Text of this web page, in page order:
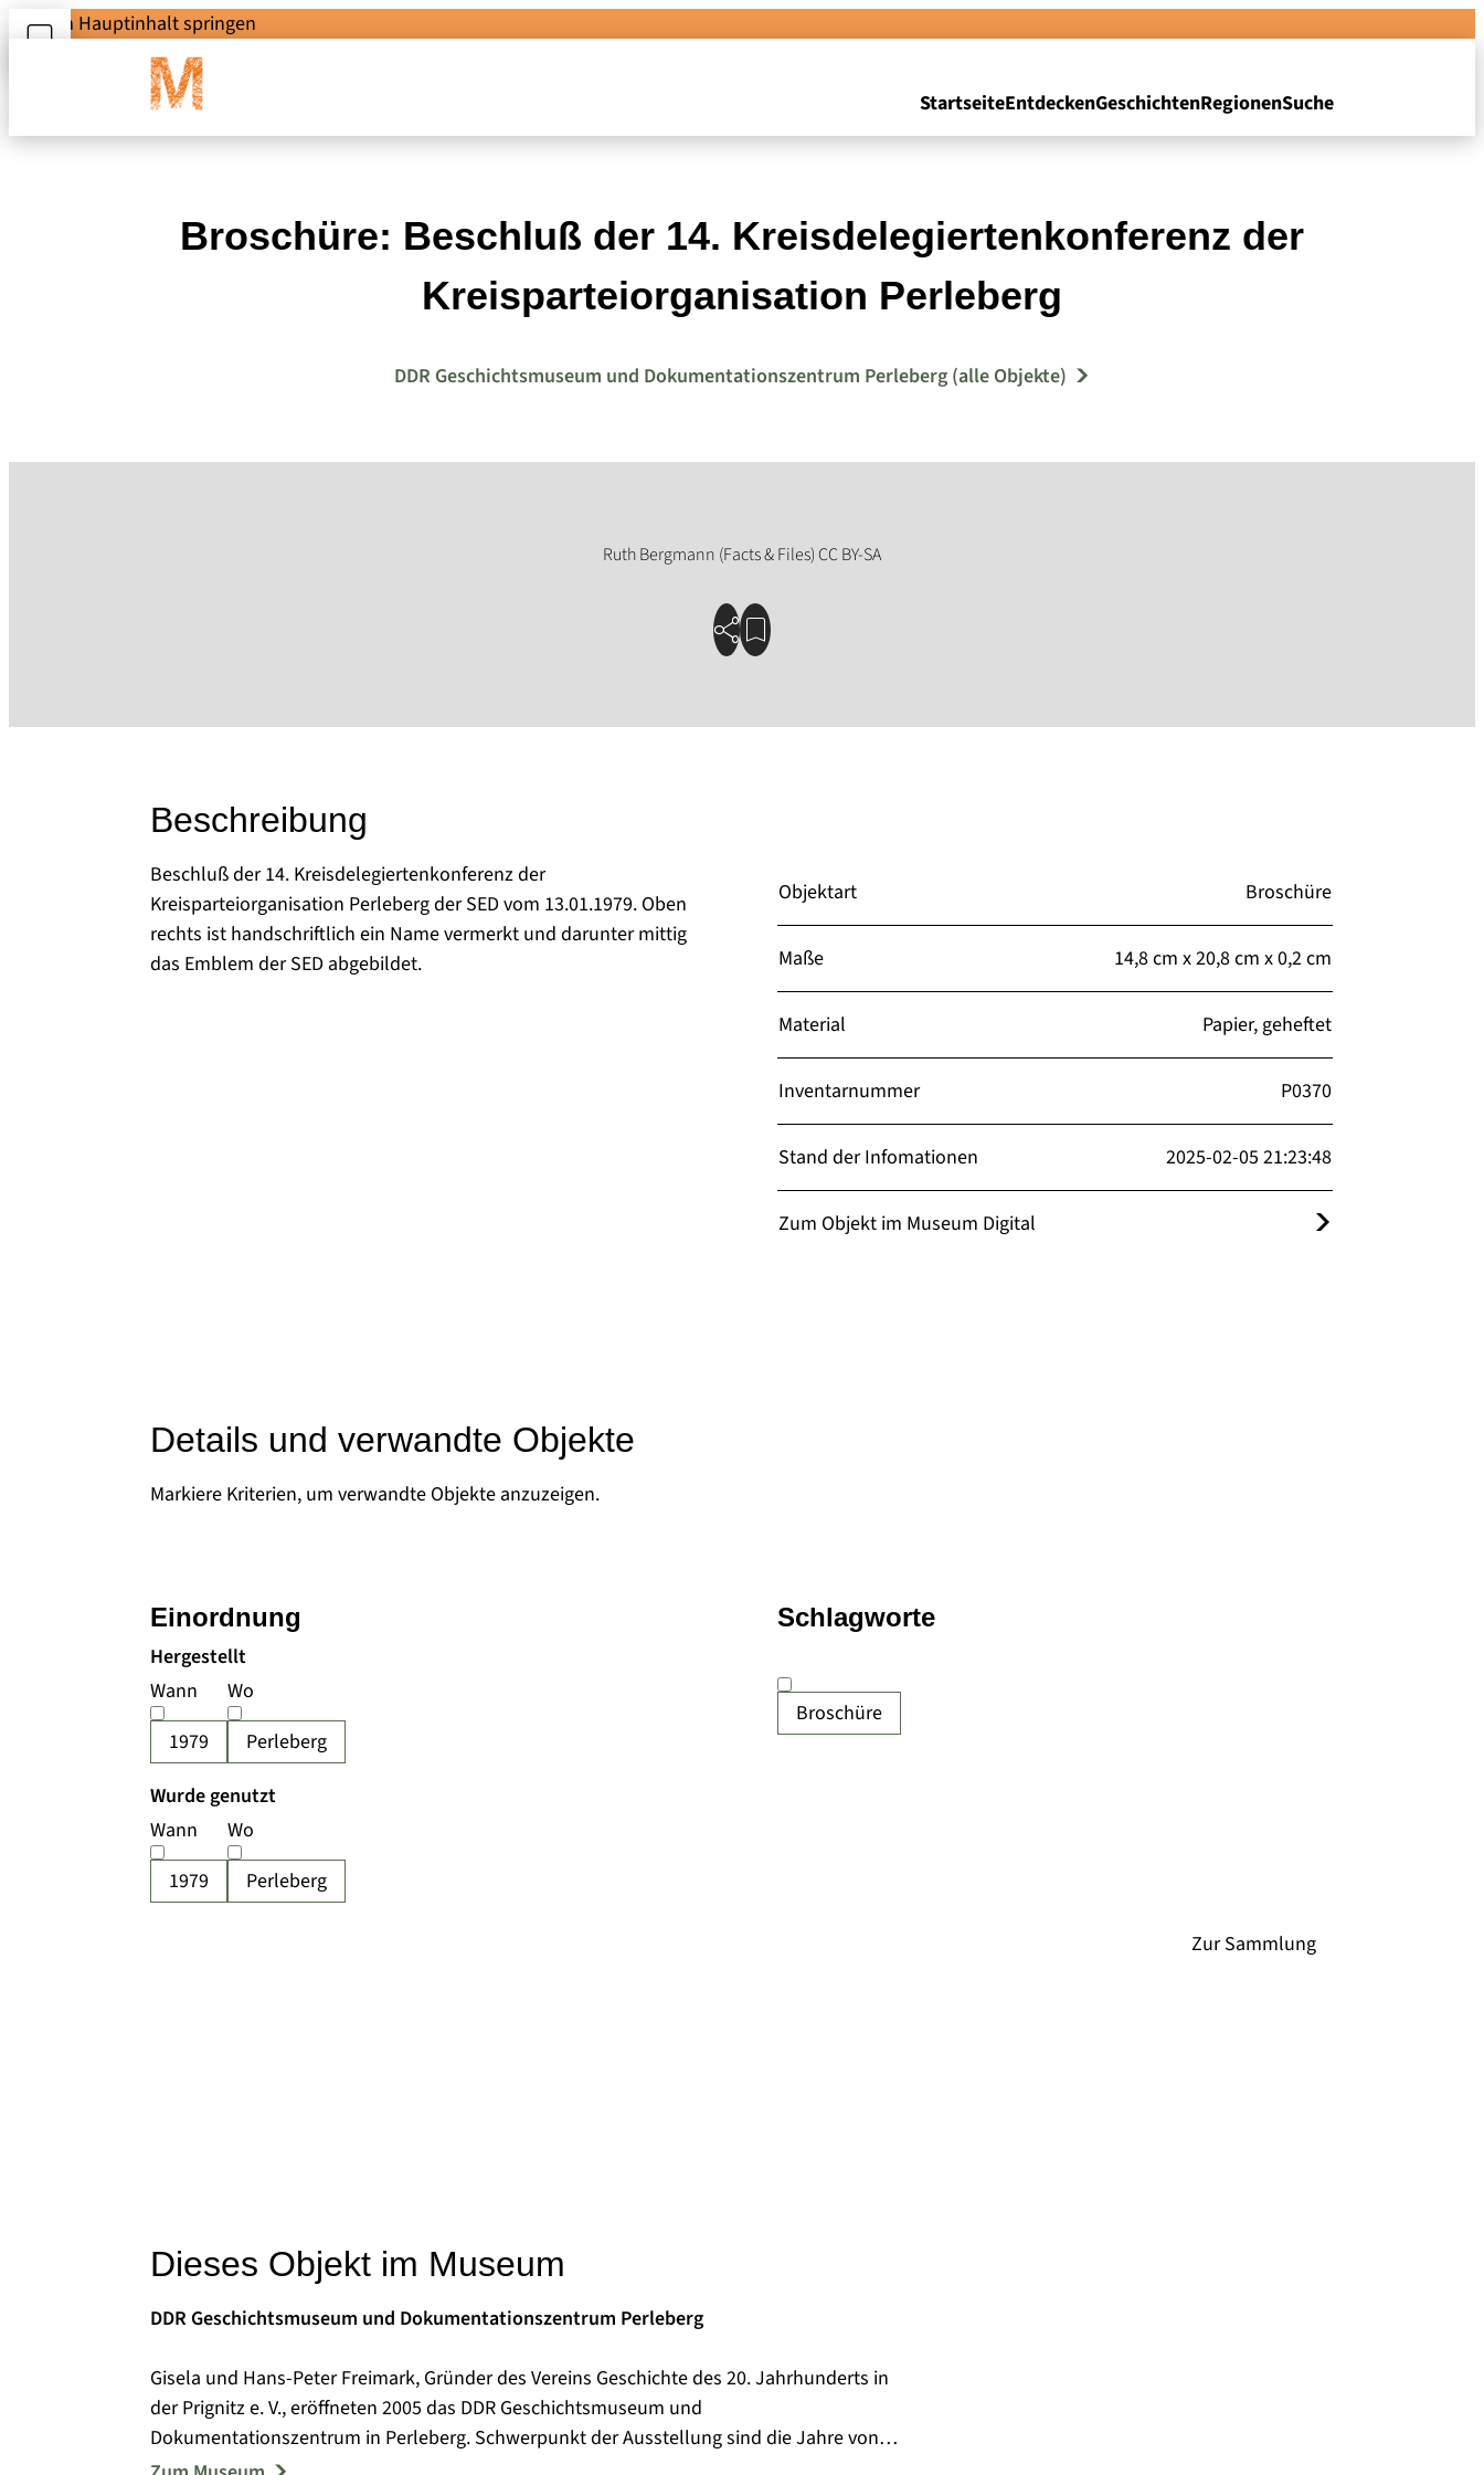
Zum Hauptinhalt springen
StartseiteEntdeckenGeschichtenRegionenSuche
Broschüre: Beschluß der 14. Kreisdelegiertenkonferenz der
Kreisparteiorganisation Perleberg
DDR Geschichtsmuseum und Dokumentationszentrum Perleberg (alle Objekte)
Beschreibung
Beschluß der 14. Kreisdelegiertenkonferenz der
Kreisparteiorganisation Perleberg der SED vom 13.01.1979. Oben
rechts ist handschriftlich ein Name vermerkt und darunter mittig
das Emblem der SED abgebildet.
Objektart Broschüre
Maße 14,8 cm x 20,8 cm x 0,2 cm
Material Papier, geheftet
Inventarnummer P0370
Stand der Infomationen 2025-02-05 21:23:48
Zum Objekt im Museum Digital
Details und verwandte Objekte
Markiere Kriterien, um verwandte Objekte anzuzeigen.
Hergestellt
Wann
1979
Wo
Perleberg
Wurde genutzt
Wann
1979
Wo
Perleberg
Broschüre
Einordnung Schlagworte
Dieses Objekt im Museum
DDR Geschichtsmuseum und Dokumentationszentrum Perleberg
Gisela und Hans-Peter Freimark, Gründer des Vereins Geschichte des 20. Jahrhunderts in
der Prignitz e. V., eröffneten 2005 das DDR Geschichtsmuseum und
Dokumentationszentrum in Perleberg. Schwerpunkt der Ausstellung sind die Jahre von
1945 bis 1990, die zur politischen Bildung aufgebaut und der Bevölkerung zugänglich